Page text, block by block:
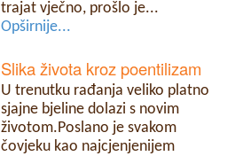
trajat vječno, prošlo je...
Opširnije...
Slika života kroz poentilizam
U trenutku rađanja veliko platno
sjajne bjeline dolazi s novim
životom.Poslano je svakom
čovjeku kao najcjenjenijem